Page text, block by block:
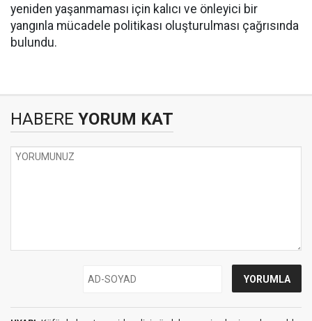
yeniden yaşanmaması için kalıcı ve önleyici bir
yangınla mücadele politikası oluşturulması çağrısında
bulundu.
HABERE YORUM KAT